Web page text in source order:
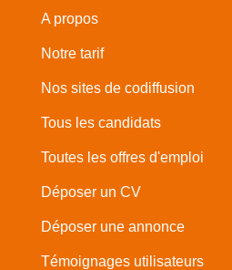
A propos
Notre tarif
Nos sites de codiffusion
Tous les candidats
Toutes les offres d'emploi
Déposer un CV
Déposer une annonce
Témoignages utilisateurs